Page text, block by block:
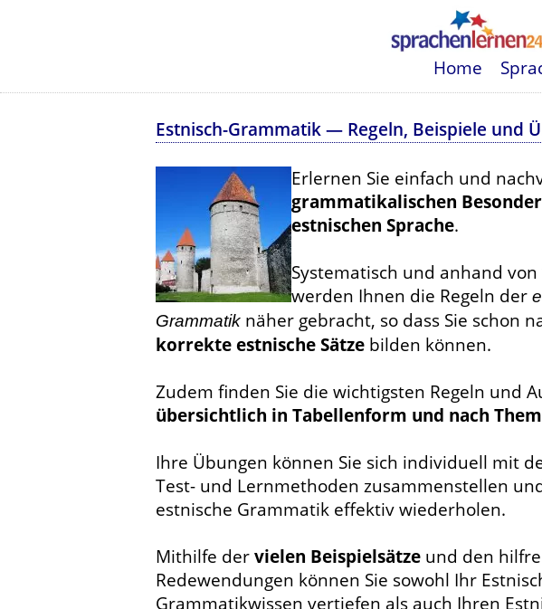
Home
Estnisch-Grammatik — Regeln, Beispiele und
Erlernen Sie einfach und
grammatikalischen
estnischen Sprache.
Systematisch und anhand von
werden Ihnen die Regeln der
Grammatik näher gebracht, so dass Sie schon
korrekte estnische Sätze bilden können.
Zudem finden Sie die wichtigsten Regeln und
übersichtlich in Tabellenform und nach
Ihre Übungen können Sie sich individuell mit
Test- und Lernmethoden zusammenstellen
estnische Grammatik effektiv wiederholen.
Mithilfe der vielen Beispielsätze und den
Redewendungen können Sie sowohl Ihr
Grammatikwissen vertiefen als auch Ihren